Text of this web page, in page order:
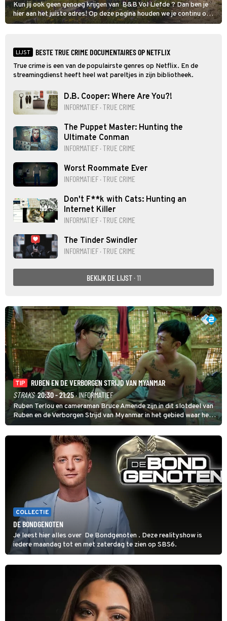
Kun jij ook geen genoeg krijgen van B&B Vol Liefde ? Dan ben je
hier aan het juiste adres! Op deze pagina houden we je continu op
de hoogte van al het nieuws over de datingshow.
LIJST BESTE TRUE CRIME DOCUMENTAIRES OP NETFLIX
True crime is een van de populairste genres op Netflix. En de
streamingdienst heeft heel wat pareltjes in zijn bibliotheek.
D.B. Cooper: Where Are You?!
INFORMATIEF · TRUE CRIME
The Puppet Master: Hunting the
Ultimate Conman
INFORMATIEF · TRUE CRIME
Worst Roommate Ever
INFORMATIEF · TRUE CRIME
Don't F**k with Cats: Hunting an
Internet Killer
INFORMATIEF · TRUE CRIME
The Tinder Swindler
INFORMATIEF · TRUE CRIME
BEKIJK DE LIJST · 11
TIP
RUBEN EN DE VERBORGEN STRIJD VAN MYANMAR
STRAKS 20:30 - 21:25· INFORMATIEF
Ruben Terlou en cameraman Bruce Amende zijn in dit slotdeel van
Ruben en de Verborgen Strijd van Myanmar in het gebied waar het
KNDF-rebellenleger de scepter zwaait. De rebellenleider zet zich
in voor vrijheid en gelijkheid voor iedereen. (HH)
COLLECTIE
DE BONDGENOTEN
Je leest hier alles over De Bondgenoten . Deze realityshow is
iedere maandag tot en met zaterdag te zien op SBS6.